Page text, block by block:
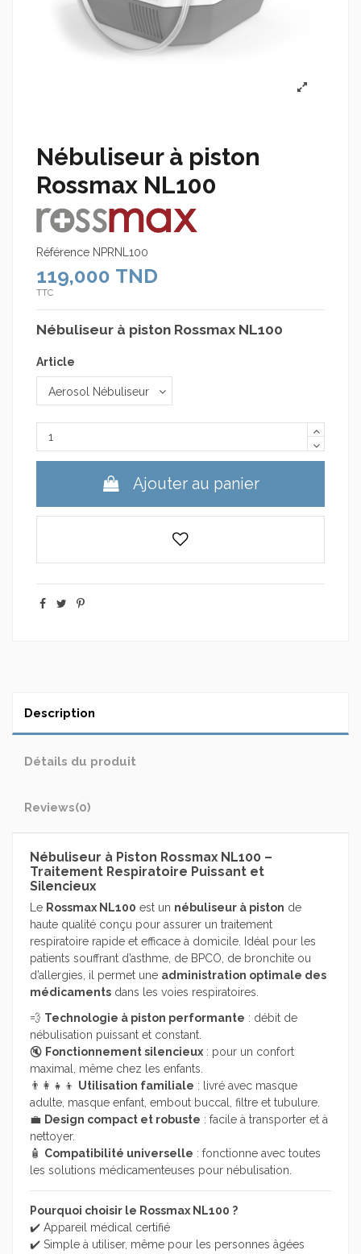
Nébuliseur à piston
Rossmax NL100
Référence NPRNL100
119,000 TND
TTC
Nébuliseur à piston Rossmax NL100
Article
Ajouter au panier
Description
Détails du produit
Reviews(0)
Nébuliseur à Piston Rossmax NL100 –
Traitement Respiratoire Puissant et
Silencieux
Le Rossmax NL100 est un nébuliseur à piston de
haute qualité conçu pour assurer un traitement
respiratoire rapide et efficace à domicile. Idéal pour les
patients souffrant d’asthme, de BPCO, de bronchite ou
d’allergies, il permet une administration optimale des
médicaments dans les voies respiratoires.
💨 Technologie à piston performante : débit de
nébulisation puissant et constant.
🔇 Fonctionnement silencieux : pour un confort
maximal, même chez les enfants.
👨‍👩‍👧‍👦 Utilisation familiale : livré avec masque
adulte, masque enfant, embout buccal, filtre et tubulure.
💼 Design compact et robuste : facile à transporter et à
nettoyer.
🧴 Compatibilité universelle : fonctionne avec toutes
les solutions médicamenteuses pour nébulisation.
Pourquoi choisir le Rossmax NL100 ?
✔️ Appareil médical certifié
✔️ Simple à utiliser, même pour les personnes âgées